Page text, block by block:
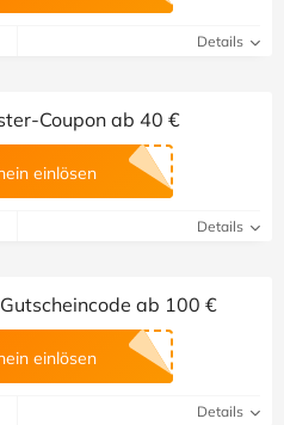
Details
Coupon ab 40 €
einlösen
Details
ab 100 €
einlösen
Details